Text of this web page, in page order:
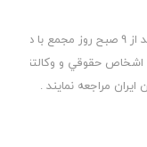
سهامداران محترم يا نمايندگان قانوني ميتوانند از 9
حقوقي و وکالتنامه
مراجعه نمايند .